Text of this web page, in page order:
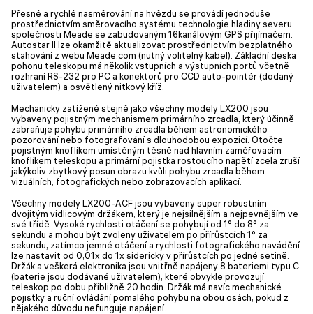
Přesné a rychlé nasměrování na hvězdu se provádí jednoduše
prostřednictvím směrovacího systému technologie hladiny severu
společnosti Meade se zabudovaným 16kanálovým GPS přijímačem.
Autostar II lze okamžitě aktualizovat prostřednictvím bezplatného
stahování z webu Meade.com (nutný volitelný kabel). Základní deska
pohonu teleskopu má několik vstupních a výstupních portů včetně
rozhraní RS-232 pro PC a konektorů pro CCD auto-pointér (dodaný
uživatelem) a osvětlený nitkový kříž.
Mechanicky zatížené stejně jako všechny modely LX200 jsou
vybaveny pojistným mechanismem primárního zrcadla, který účinně
zabraňuje pohybu primárního zrcadla během astronomického
pozorování nebo fotografování s dlouhodobou expozicí. Otočte
pojistným knoflíkem umístěným těsně nad hlavním zaměřovacím
knoflíkem teleskopu a primární pojistka rostoucího napětí zcela zruší
jakýkoliv zbytkový posun obrazu kvůli pohybu zrcadla během
vizuálních, fotografických nebo zobrazovacích aplikací.
Všechny modely LX200-ACF jsou vybaveny super robustním
dvojitým vidlicovým držákem, který je nejsilnějším a nejpevnějším ve
své třídě. Vysoké rychlosti otáčení se pohybují od 1° do 8° za
sekundu a mohou být zvoleny uživatelem po přírůstcích 1° za
sekundu, zatímco jemné otáčení a rychlosti fotografického navádění
lze nastavit od 0,01x do 1x sidericky v přírůstcích po jedné setině.
Držák a veškerá elektronika jsou vnitřně napájeny 8 bateriemi typu C
(baterie jsou dodávané uživatelem), které obvykle provozují
teleskop po dobu přibližně 20 hodin. Držák má navíc mechanické
pojistky a ruční ovládání pomalého pohybu na obou osách, pokud z
nějakého důvodu nefunguje napájení.